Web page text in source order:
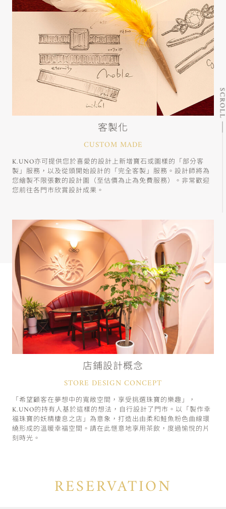
客製化
CUSTOM MADE
K.UNO亦可提供您於喜愛的設計上新增寶石或圖樣的「部分客
製」服務，以及從頭開始設計的「完全客製」服務。設計師將為
您繪製不限張數的設計圖（至估價為止為免費服務）。非常歡迎
您前往各門市欣賞設計成果。
店鋪設計概念
STORE DESIGN CONCEPT
「希望顧客在夢想中的寬敞空間，享受挑選珠寶的樂趣」，
K.UNO的持有人基於這樣的想法，自行設計了門市。以「製作幸
福珠寶的妖精棲息之店」為意象，打造出由柔和鮭魚粉色曲線環
繞形成的溫暖幸福空間。請在此愜意地享用茶飲，度過愉悅的片
刻時光。
RESERVATION